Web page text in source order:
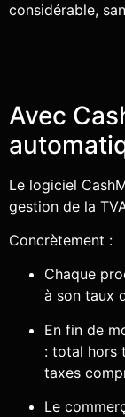
considérable,
Avec
Le logiciel
gestion de la
Concrètement :
Chaque
à son taux
En fin de
: total hors
taxes
Le